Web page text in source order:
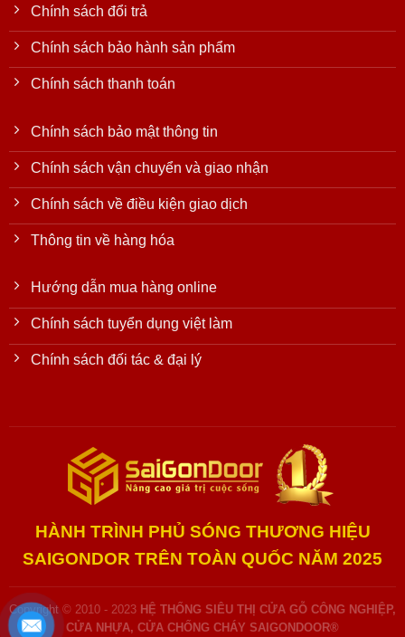
Chính sách đổi trả
Chính sách bảo hành sản phẩm
Chính sách thanh toán
Chính sách bảo mật thông tin
Chính sách vận chuyển và giao nhận
Chính sách về điều kiện giao dịch
Thông tin về hàng hóa
Hướng dẫn mua hàng online
Chính sách tuyển dụng việt làm
Chính sách đối tác & đại lý
HÀNH TRÌNH PHỦ SÓNG THƯƠNG HIỆU
SAIGONDOR TRÊN TOÀN QUỐC NĂM 2025
Copyright © 2010 - 2023 HỆ THỐNG SIÊU THỊ CỬA GỖ CÔNG NGHIỆP,
CỬA NHỰA, CỬA CHỐNG CHÁY SAIGONDOOR®